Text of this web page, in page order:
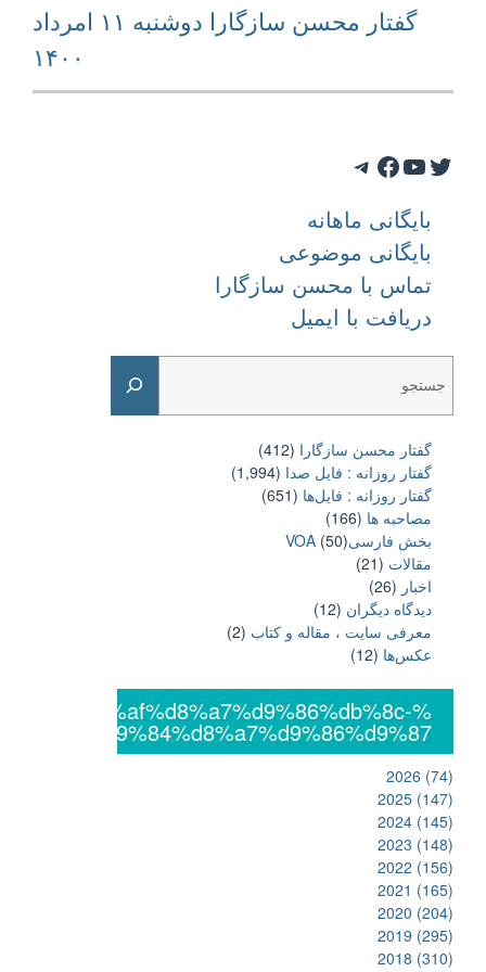
Next
post:
گفتار محسن سازگارا دوشنبه ۱۱ امرداد
۱۴۰۰
Telegram Facebook YouTube Twitter
بایگانی ماهانه
بایگانی موضوعی
تماس با محسن سازگارا
دریافت با ایمیل
گفتار محسن سازگارا (412)
گفتار روزانه : فایل‌ صدا (1,994)
گفتار روزانه : فایل‌ها (651)
مصاحبه ها (166)
بخش فارسیVOA(50)
مقالات (21)
اخبار (26)
دیدگاه دیگران (12)
معرفی سایت ، مقاله و کتاب (2)
عکس‌ها (12)
2026 (74)
2025 (147)
2024 (145)
2023 (148)
2022 (156)
2021 (165)
2020 (204)
2019 (295)
2018 (310)